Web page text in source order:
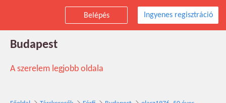
Belépés Ingyenes regisztráció
olasz1976 társkereső férfi, 50 éves,
Budapest
A szerelem legjobb oldala